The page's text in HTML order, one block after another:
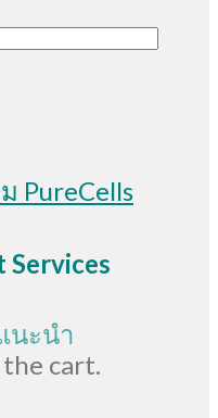
cart.
นะนำ